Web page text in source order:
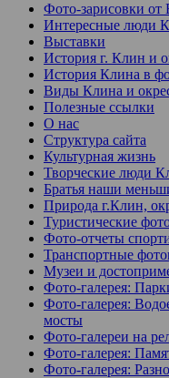
Фото-зарисовки от
Интересные люди
Выставки
История г. Клин и
История Клина в
Виды Клина и
Полезные ссылки
О нас
Структура сайта
Культурная жизнь
Творческие люди
Братья наши
Природа г.Клин,
Туристические
Фото-отчеты
Транспортные
Музеи и
Фото-галерея:
Фото-галерея:
мосты
Фото-галереи на
Фото-галерея:
Фото-галерея: